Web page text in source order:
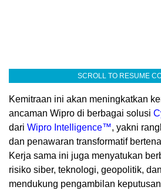
SCROLL TO RESUME
Kemitraan ini akan meningkatkan
ancaman Wipro di berbagai solusi
dari Wipro Intelligence™, yakni
dan penawaran transformatif
Kerja sama ini juga menyatukan
risiko siber, teknologi, geopolitik,
mendukung pengambilan